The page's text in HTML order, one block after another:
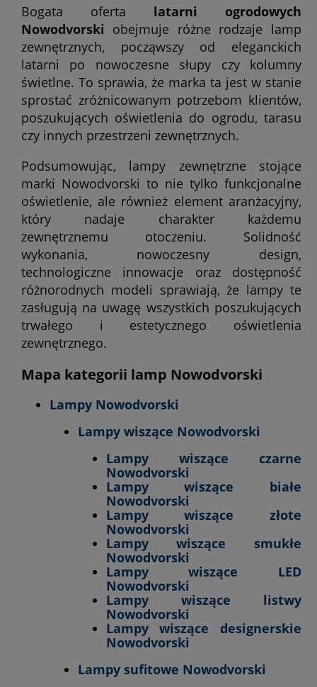
Bogata oferta latarni ogrodowych
Nowodvorski obejmuje różne rodzaje lamp
zewnętrznych, począwszy od eleganckich
latarni po nowoczesne słupy czy kolumny
świetlne. To sprawia, że marka ta jest w stanie
sprostać zróżnicowanym potrzebom klientów,
poszukujących oświetlenia do ogrodu, tarasu
czy innych przestrzeni zewnętrznych.
Podsumowując, lampy zewnętrzne stojące
marki Nowodvorski to nie tylko funkcjonalne
oświetlenie, ale również element aranżacyjny,
który nadaje charakter każdemu
zewnętrznemu otoczeniu. Solidność
wykonania, nowoczesny design,
technologiczne innowacje oraz dostępność
różnorodnych modeli sprawiają, że lampy te
zasługują na uwagę wszystkich poszukujących
trwałego i estetycznego oświetlenia
zewnętrznego.
Mapa kategorii lamp Nowodvorski
Lampy Nowodvorski
Lampy wiszące Nowodvorski
Lampy wiszące czarne
Nowodvorski
Lampy wiszące białe
Nowodvorski
Lampy wiszące złote
Nowodvorski
Lampy wiszące smukłe
Nowodvorski
Lampy wiszące LED
Nowodvorski
Lampy wiszące listwy
Nowodvorski
Lampy wiszące designerskie
Nowodvorski
Lampy sufitowe Nowodvorski